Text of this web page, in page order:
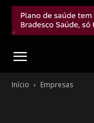
Início Empresas